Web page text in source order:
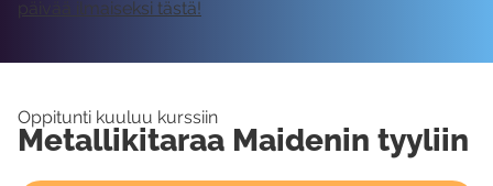
päivää ilmaiseksi tästä!
Oppitunti kuuluu kurssiin
Metallikitaraa Maidenin tyyliin